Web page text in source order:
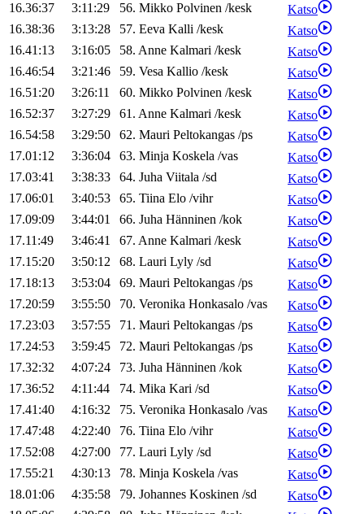
16.36:37
3:11:29 56. Mikko Polvinen /kesk
Katso
16.38:36
3:13:28 57. Eeva Kalli /kesk
Katso
16.41:13
3:16:05 58. Anne Kalmari /kesk
Katso
16.46:54
3:21:46 59. Vesa Kallio /kesk
Katso
16.51:20
3:26:11 60. Mikko Polvinen /kesk
Katso
16.52:37
3:27:29 61. Anne Kalmari /kesk
Katso
16.54:58
3:29:50 62. Mauri Peltokangas /ps
Katso
17.01:12
3:36:04 63. Minja Koskela /vas
Katso
17.03:41
3:38:33 64. Juha Viitala /sd
Katso
17.06:01
3:40:53 65. Tiina Elo /vihr
Katso
17.09:09
3:44:01 66. Juha Hänninen /kok
Katso
17.11:49
3:46:41 67. Anne Kalmari /kesk
Katso
17.15:20
3:50:12 68. Lauri Lyly /sd
Katso
17.18:13
3:53:04 69. Mauri Peltokangas /ps
Katso
17.20:59
3:55:50 70. Veronika Honkasalo /vas
Katso
17.23:03
3:57:55 71. Mauri Peltokangas /ps
Katso
17.24:53
3:59:45 72. Mauri Peltokangas /ps
Katso
17.32:32
4:07:24 73. Juha Hänninen /kok
Katso
17.36:52
4:11:44 74. Mika Kari /sd
Katso
17.41:40
4:16:32 75. Veronika Honkasalo /vas
Katso
17.47:48
4:22:40 76. Tiina Elo /vihr
Katso
17.52:08
4:27:00 77. Lauri Lyly /sd
Katso
17.55:21
4:30:13 78. Minja Koskela /vas
Katso
18.01:06
4:35:58 79. Johannes Koskinen /sd
Katso